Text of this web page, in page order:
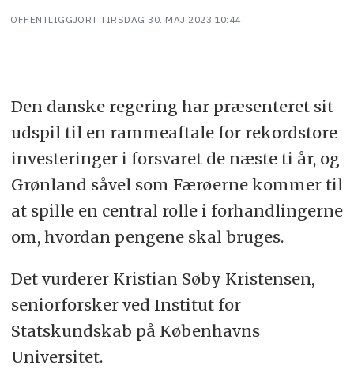
OFFENTLIGGJORT TIRSDAG 30. MAJ 2023 10:44
Den danske regering har præsenteret sit
udspil til en rammeaftale for rekordstore
investeringer i forsvaret de næste ti år, og
Grønland såvel som Færøerne kommer til
at spille en central rolle i forhandlingerne
om, hvordan pengene skal bruges.
Det vurderer Kristian Søby Kristensen,
seniorforsker ved Institut for
Statskundskab på Københavns
Universitet.